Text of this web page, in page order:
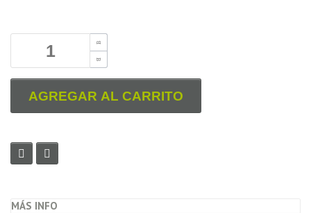
B
B
AGREGAR AL CARRITO
MÁS INFO